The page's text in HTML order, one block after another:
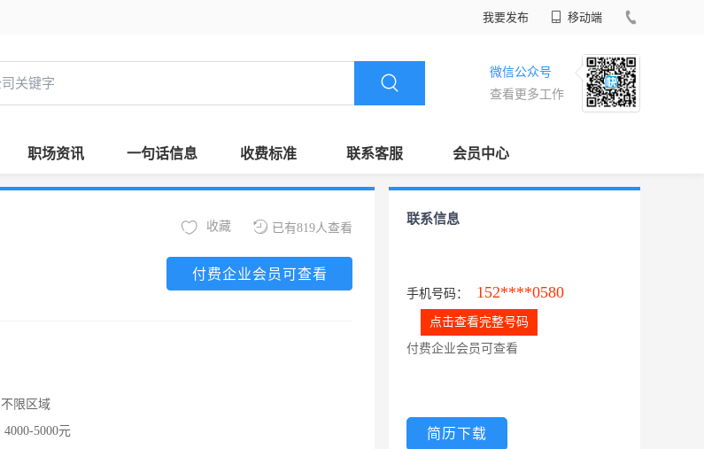
我要发布 移动端
微信公众号
查看更多工作
职场资讯 一句话信息 收费标准 联系客服 会员中心
已有819人查看
收藏
付费企业会员可查看
不限区域
4000-5000元
联系信息
手机号码： 152****0580
点击查看完整号码
付费企业会员可查看
简历下载